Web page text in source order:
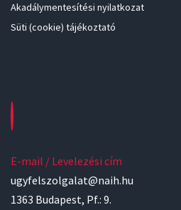
Akadálymentesítési nyilatkozat
Süti (cookie) tájékoztató
E-mail / Levelezési cím
ugyfelszolgalat@naih.hu
1363 Budapest, Pf.: 9.